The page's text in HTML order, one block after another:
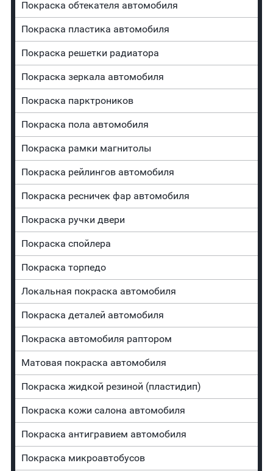
Покраска обтекателя автомобиля
Покраска пластика автомобиля
Покраска решетки радиатора
Покраска зеркала автомобиля
Покраска парктроников
Покраска пола автомобиля
Покраска рамки магнитолы
Покраска рейлингов автомобиля
Покраска ресничек фар автомобиля
Покраска ручки двери
Покраска спойлера
Покраска торпедо
Локальная покраска автомобиля
Покраска деталей автомобиля
Покраска автомобиля раптором
Матовая покраска автомобиля
Покраска жидкой резиной (пластидип)
Покраска кожи салона автомобиля
Покраска антигравием автомобиля
Покраска микроавтобусов